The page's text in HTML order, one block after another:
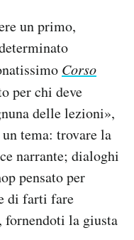
un primo,
Corso
per chi deve
delle lezioni»,
tema: trovare la
narrante; dialoghi
pensato per
di farti fare
fornendoti la giusta